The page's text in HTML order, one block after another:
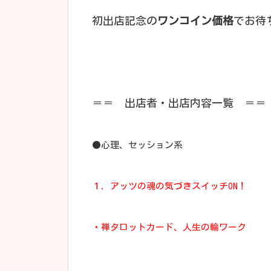
初出店記念のワンコイン価格でお待
＝＝ 出店者・出店内容一覧 ＝＝
●心理、セッション系
１．アッツの魂の気づきスイッチON！
・禅タロットカード、人生の輪ワーク